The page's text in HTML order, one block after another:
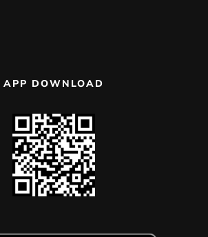
APP DOWNLOAD